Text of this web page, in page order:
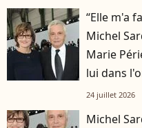
“Elle m'a
Michel
Marie
lui dans
24 juillet 2026
Michel